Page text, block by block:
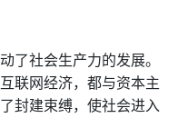
了社会生产力的发展。
联网经济，都与资本主
封建束缚，使社会进入